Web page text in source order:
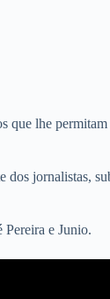
lhe
jornalistas,
e Junio.